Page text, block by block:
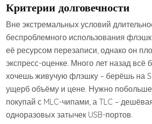
Критерии долговечности
Вне экстремальных условий
беспроблемного использования
её ресурсом перезаписи, однако он
экспресс-оценке. Много лет назад всё
хочешь живучую флэшку – берёшь на
ущерб объёму и цене. Нужно
покупай с MLC-чипами, а TLC –
одноразовых затычек USB-портов.